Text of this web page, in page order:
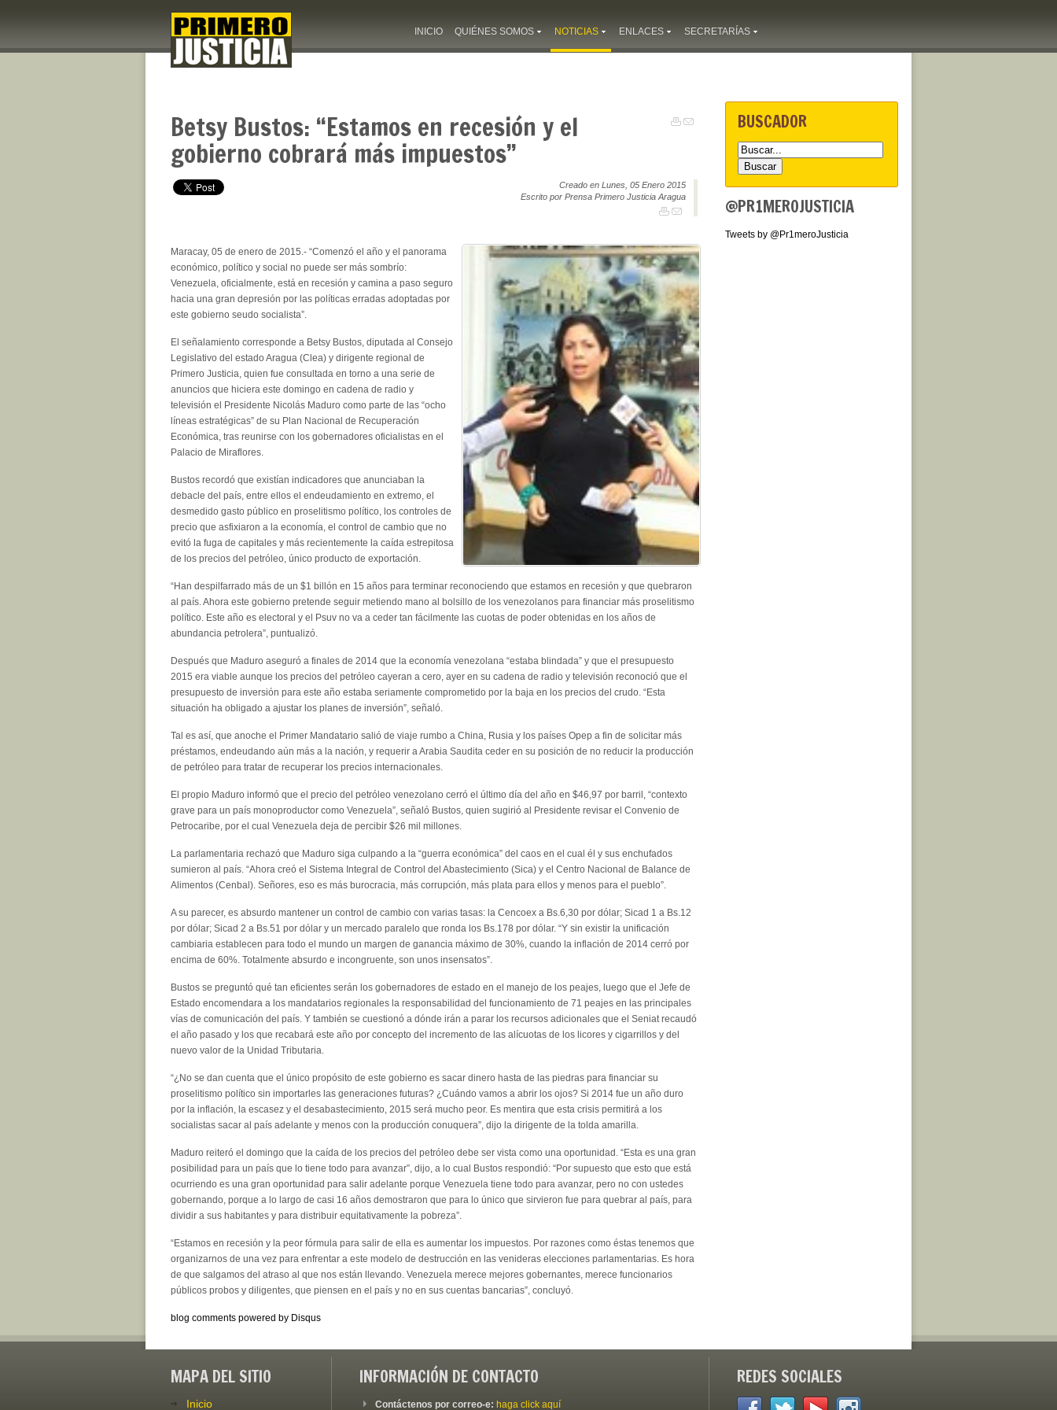
INICIO QUIÉNES SOMOS NOTICIAS ENLACES SECRETARÍAS
Betsy Bustos: “Estamos en recesión y el
gobierno cobrará más impuestos”
Creado en Lunes, 05 Enero 2015
Escrito por Prensa Primero Justicia Aragua
Maracay, 05 de enero de 2015.- “Comenzó el año y el panorama
económico, político y social no puede ser más sombrío:
Venezuela, oficialmente, está en recesión y camina a paso seguro
hacia una gran depresión por las políticas erradas adoptadas por
este gobierno seudo socialista”.
El señalamiento corresponde a Betsy Bustos, diputada al Consejo
Legislativo del estado Aragua (Clea) y dirigente regional de
Primero Justicia, quien fue consultada en torno a una serie de
anuncios que hiciera este domingo en cadena de radio y
televisión el Presidente Nicolás Maduro como parte de las “ocho
líneas estratégicas” de su Plan Nacional de Recuperación
Económica, tras reunirse con los gobernadores oficialistas en el
Palacio de Miraflores.
Bustos recordó que existían indicadores que anunciaban la
debacle del país, entre ellos el endeudamiento en extremo, el
desmedido gasto público en proselitismo político, los controles de
precio que asfixiaron a la economía, el control de cambio que no
evitó la fuga de capitales y más recientemente la caída estrepitosa
de los precios del petróleo, único producto de exportación.
“Han despilfarrado más de un $1 billón en 15 años para terminar reconociendo que estamos en recesión y que quebraron
al país. Ahora este gobierno pretende seguir metiendo mano al bolsillo de los venezolanos para financiar más proselitismo
político. Este año es electoral y el Psuv no va a ceder tan fácilmente las cuotas de poder obtenidas en los años de
abundancia petrolera”, puntualizó.
Después que Maduro aseguró a finales de 2014 que la economía venezolana “estaba blindada” y que el presupuesto
2015 era viable aunque los precios del petróleo cayeran a cero, ayer en su cadena de radio y televisión reconoció que el
presupuesto de inversión para este año estaba seriamente comprometido por la baja en los precios del crudo. “Esta
situación ha obligado a ajustar los planes de inversión”, señaló.
Tal es así, que anoche el Primer Mandatario salió de viaje rumbo a China, Rusia y los países Opep a fin de solicitar más
préstamos, endeudando aún más a la nación, y requerir a Arabia Saudita ceder en su posición de no reducir la producción
de petróleo para tratar de recuperar los precios internacionales.
El propio Maduro informó que el precio del petróleo venezolano cerró el último día del año en $46,97 por barril, “contexto
grave para un país monoproductor como Venezuela”, señaló Bustos, quien sugirió al Presidente revisar el Convenio de
Petrocaribe, por el cual Venezuela deja de percibir $26 mil millones.
La parlamentaria rechazó que Maduro siga culpando a la “guerra económica” del caos en el cual él y sus enchufados
sumieron al país. “Ahora creó el Sistema Integral de Control del Abastecimiento (Sica) y el Centro Nacional de Balance de
Alimentos (Cenbal). Señores, eso es más burocracia, más corrupción, más plata para ellos y menos para el pueblo”.
A su parecer, es absurdo mantener un control de cambio con varias tasas: la Cencoex a Bs.6,30 por dólar; Sicad 1 a Bs.12
por dólar; Sicad 2 a Bs.51 por dólar y un mercado paralelo que ronda los Bs.178 por dólar. “Y sin existir la unificación
cambiaria establecen para todo el mundo un margen de ganancia máximo de 30%, cuando la inflación de 2014 cerró por
encima de 60%. Totalmente absurdo e incongruente, son unos insensatos”.
Bustos se preguntó qué tan eficientes serán los gobernadores de estado en el manejo de los peajes, luego que el Jefe de
Estado encomendara a los mandatarios regionales la responsabilidad del funcionamiento de 71 peajes en las principales
vías de comunicación del país. Y también se cuestionó a dónde irán a parar los recursos adicionales que el Seniat recaudó
el año pasado y los que recabará este año por concepto del incremento de las alícuotas de los licores y cigarrillos y del
nuevo valor de la Unidad Tributaria.
“¿No se dan cuenta que el único propósito de este gobierno es sacar dinero hasta de las piedras para financiar su
proselitismo político sin importarles las generaciones futuras? ¿Cuándo vamos a abrir los ojos? Si 2014 fue un año duro
por la inflación, la escasez y el desabastecimiento, 2015 será mucho peor. Es mentira que esta crisis permitirá a los
socialistas sacar al país adelante y menos con la producción conuquera”, dijo la dirigente de la tolda amarilla.
Maduro reiteró el domingo que la caída de los precios del petróleo debe ser vista como una oportunidad. “Esta es una gran
posibilidad para un país que lo tiene todo para avanzar”, dijo, a lo cual Bustos respondió: “Por supuesto que esto que está
ocurriendo es una gran oportunidad para salir adelante porque Venezuela tiene todo para avanzar, pero no con ustedes
gobernando, porque a lo largo de casi 16 años demostraron que para lo único que sirvieron fue para quebrar al país, para
dividir a sus habitantes y para distribuir equitativamente la pobreza”.
“Estamos en recesión y la peor fórmula para salir de ella es aumentar los impuestos. Por razones como éstas tenemos que
organizarnos de una vez para enfrentar a este modelo de destrucción en las venideras elecciones parlamentarias. Es hora
de que salgamos del atraso al que nos están llevando. Venezuela merece mejores gobernantes, merece funcionarios
públicos probos y diligentes, que piensen en el país y no en sus cuentas bancarias”, concluyó.
blog comments powered by Disqus
BUSCADOR
@PR1MEROJUSTICIA
Tweets by @Pr1meroJusticia
MAPA DEL SITIO
Inicio
INFORMACIÓN DE CONTACTO
Contáctenos por correo-e: haga click aquí
REDES SOCIALES